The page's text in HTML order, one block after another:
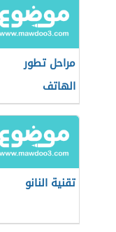
مراحل تطور
الهاتف
تقنية النانو